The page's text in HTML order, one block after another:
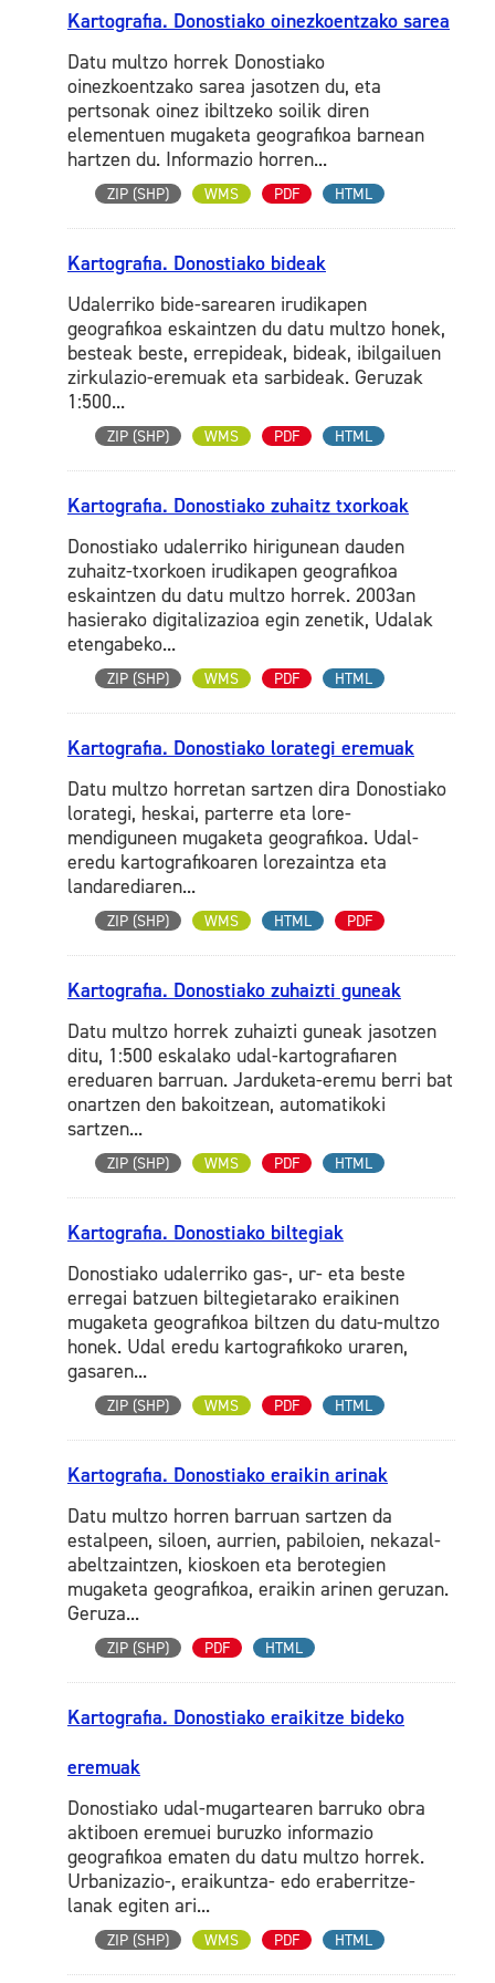
Kartografia. Donostiako oinezkoentzako sarea
Datu multzo horrek Donostiako
oinezkoentzako sarea jasotzen du, eta
pertsonak oinez ibiltzeko soilik diren
elementuen mugaketa geografikoa barnean
hartzen du. Informazio horren...
ZIP (SHP) WMS PDF HTML
Kartografia. Donostiako bideak
Udalerriko bide-sarearen irudikapen
geografikoa eskaintzen du datu multzo honek,
besteak beste, errepideak, bideak, ibilgailuen
zirkulazio-eremuak eta sarbideak. Geruzak
1:500...
ZIP (SHP) WMS PDF HTML
Kartografia. Donostiako zuhaitz txorkoak
Donostiako udalerriko hirigunean dauden
zuhaitz-txorkoen irudikapen geografikoa
eskaintzen du datu multzo horrek. 2003an
hasierako digitalizazioa egin zenetik, Udalak
etengabeko...
ZIP (SHP) WMS PDF HTML
Kartografia. Donostiako lorategi eremuak
Datu multzo horretan sartzen dira Donostiako
lorategi, heskai, parterre eta lore-
mendiguneen mugaketa geografikoa. Udal-
eredu kartografikoaren lorezaintza eta
landarediaren...
ZIP (SHP) WMS HTML PDF
Kartografia. Donostiako zuhaizti guneak
Datu multzo horrek zuhaizti guneak jasotzen
ditu, 1:500 eskalako udal-kartografiaren
ereduaren barruan. Jarduketa-eremu berri bat
onartzen den bakoitzean, automatikoki
sartzen...
ZIP (SHP) WMS PDF HTML
Kartografia. Donostiako biltegiak
Donostiako udalerriko gas-, ur- eta beste
erregai batzuen biltegietarako eraikinen
mugaketa geografikoa biltzen du datu-multzo
honek. Udal eredu kartografikoko uraren,
gasaren...
ZIP (SHP) WMS PDF HTML
Kartografia. Donostiako eraikin arinak
Datu multzo horren barruan sartzen da
estalpeen, siloen, aurrien, pabiloien, nekazal-
abeltzaintzen, kioskoen eta berotegien
mugaketa geografikoa, eraikin arinen geruzan.
Geruza...
ZIP (SHP) PDF HTML
Kartografia. Donostiako eraikitze bideko
eremuak
Donostiako udal-mugartearen barruko obra
aktiboen eremuei buruzko informazio
geografikoa ematen du datu multzo horrek.
Urbanizazio-, eraikuntza- edo eraberritze-
lanak egiten ari...
ZIP (SHP) WMS PDF HTML